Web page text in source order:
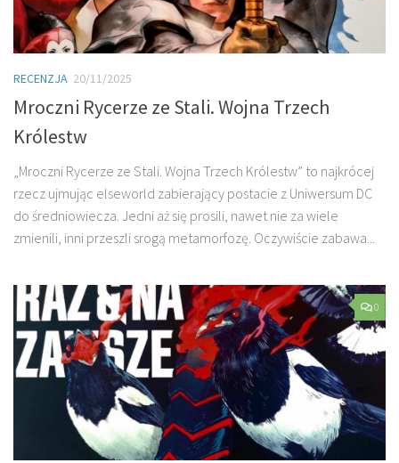
RECENZJA 20/11/2025
Mroczni Rycerze ze Stali. Wojna Trzech
Królestw
„Mroczni Rycerze ze Stali. Wojna Trzech Królestw” to najkrócej
rzecz ujmując elseworld zabierający postacie z Uniwersum DC
do średniowiecza. Jedni aż się prosili, nawet nie za wiele
zmienili, inni przeszli srogą metamorfozę. Oczywiście zabawa...
0